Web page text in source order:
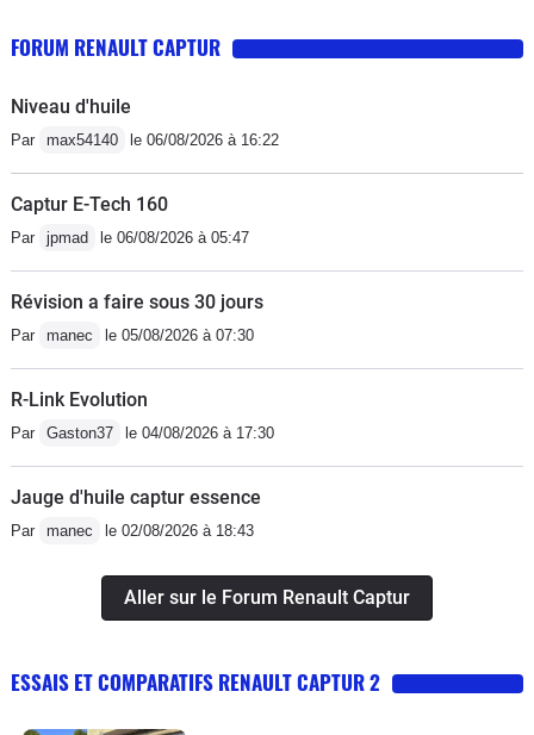
FORUM RENAULT CAPTUR
Niveau d'huile
Par max54140 le 06/08/2026 à 16:22
Captur E-Tech 160
Par jpmad le 06/08/2026 à 05:47
Révision a faire sous 30 jours
Par manec le 05/08/2026 à 07:30
R-Link Evolution
Par Gaston37 le 04/08/2026 à 17:30
Jauge d'huile captur essence
Par manec le 02/08/2026 à 18:43
Aller sur le Forum Renault Captur
ESSAIS ET COMPARATIFS RENAULT CAPTUR 2